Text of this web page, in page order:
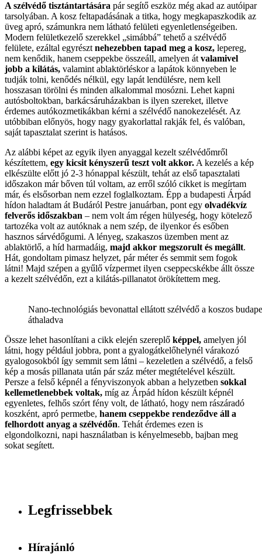
A szélvédő tisztántartására pár segítő eszköz még akad az autóipar
tarsolyában. A kosz feltapadásának a titka, hogy megkapaszkodik az
üveg apró, számunkra nem látható felületi egyenletlenségeiben.
Modern felületkezelő szerekkel „simábbá” tehető a szélvédő
felülete, ezáltal egyrészt nehezebben tapad meg a kosz, lepereg,
nem kenődik, hanem cseppekbe összeáll, amelyen át valamivel
jobb a kilátás, valamint ablaktörléskor a lapátok könnyeben le
tudják tolni, kenődés nélkül, egy lapát lendülésre, nem kell
hosszasan törölni és minden alkalommal mosózni. Lehet kapni
autósboltokban, barkácsáruházakban is ilyen szereket, illetve
érdemes autókozmetikákban kérni a szélvédő nanokezelését. Az
utóbbiban előnyös, hogy nagy gyakorlattal rakják fel, és valóban,
saját tapasztalat szerint is hatásos.
Az alábbi képet az egyik ilyen anyaggal kezelt szélvédőmről
készítettem, egy kicsit kényszerű teszt volt akkor. A kezelés a kép
elkészülte előtt jó 2-3 hónappal készült, tehát az első tapasztalati
időszakon már bőven túl voltam, az erről szóló cikket is megírtam
már, és elsősorban nem ezzel foglalkoztam. Épp a budapesti Árpád
hídon haladtam át Budáról Pestre januárban, pont egy olvadékvíz
felverős időszakban – nem volt ám régen hülyeség, hogy kötelező
tartozéka volt az autóknak a nem szép, de ilyenkor és esőben
hasznos sárvédőgumi. A lényeg, szakaszos üzemben ment az
ablaktörlő, a híd harmadáig, majd akkor megszorult és megállt.
Hát, gondoltam pimasz helyzet, pár méter és semmit sem fogok
látni! Majd szépen a gyűlő vízpermet ilyen cseppecskékbe állt össze
a kezelt szélvédőn, ezt a kilátás-pillanatot örökítettem meg.
Nano-technológiás bevonattal ellátott szélvédő a koszos
áthaladva
Össze lehet hasonlítani a cikk elején szereplő képpel, amelyen jól
látni, hogy például jobbra, pont a gyalogátkelőhelynél várakozó
gyalogosokból így semmit sem látni – kezeletlen a szélvédő, a felső
kép a mosás pillanata után pár száz méter megtételével készült.
Persze a felső képnél a fényviszonyok abban a helyzetben sokkal
kellemetlenebbek voltak, míg az Árpád hídon készült képnél
egyenletes, felhős szórt fény volt, de látható, hogy nem rászáradó
koszként, apró permetbe, hanem cseppekbe rendeződve áll a
felhordott anyag a szélvédőn. Tehát érdemes ezen is
elgondolkozni, napi használatban is kényelmesebb, bajban meg
sokat segített.
Legfrissebbek
Hírajánló